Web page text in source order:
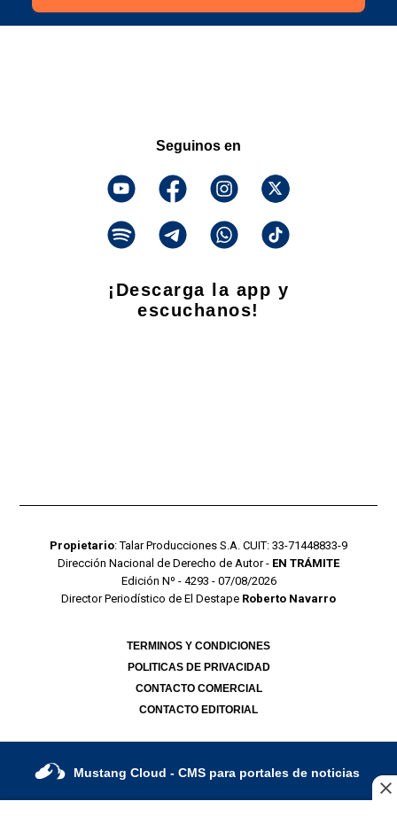
Seguinos en
¡Descarga la app y
escuchanos!
Propietario: Talar Producciones S.A. CUIT: 33-71448833-9
Dirección Nacional de Derecho de Autor - EN TRÁMITE
Edición Nº - 4293 - 07/08/2026
Director Periodístico de El Destape Roberto Navarro
TERMINOS Y CONDICIONES
POLITICAS DE PRIVACIDAD
CONTACTO COMERCIAL
CONTACTO EDITORIAL
Mustang Cloud - CMS para portales de noticias